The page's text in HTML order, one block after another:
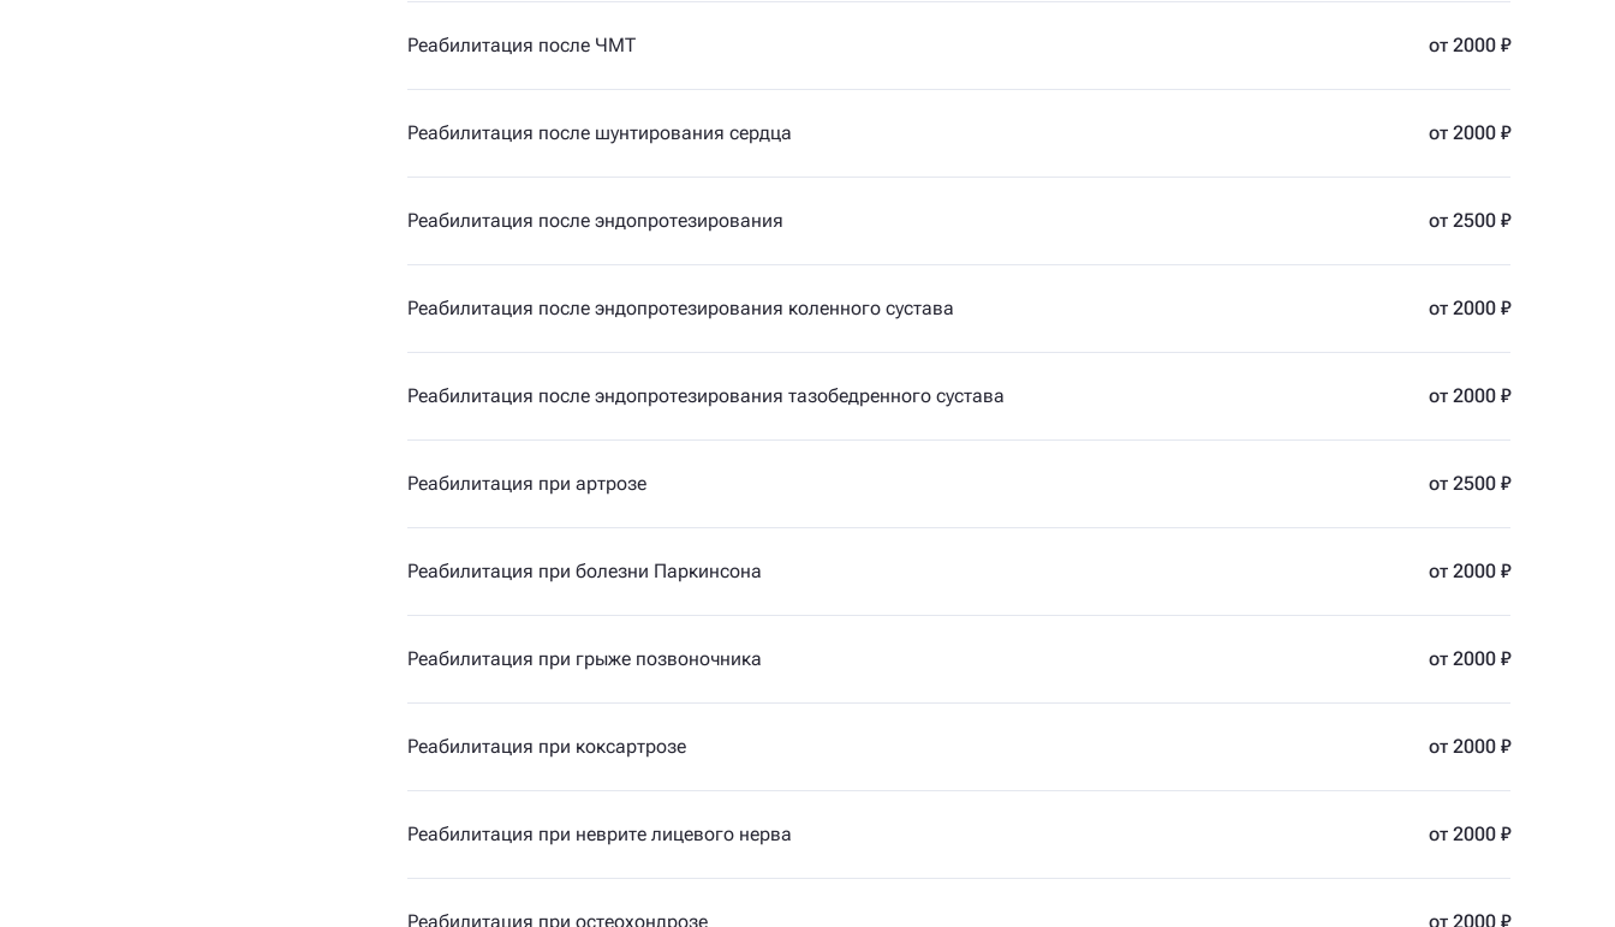
Реабилитация после ЧМТ от 2000 ₽
Реабилитация после шунтирования сердца от 2000 ₽
Реабилитация после эндопротезирования от 2500 ₽
Реабилитация после эндопротезирования коленного сустава от 2000 ₽
Реабилитация после эндопротезирования тазобедренного сустава от 2000 ₽
Реабилитация при артрозе от 2500 ₽
Реабилитация при болезни Паркинсона от 2000 ₽
Реабилитация при грыже позвоночника от 2000 ₽
Реабилитация при коксартрозе от 2000 ₽
Реабилитация при неврите лицевого нерва от 2000 ₽
Реабилитация при остеохондрозе от 2000 ₽